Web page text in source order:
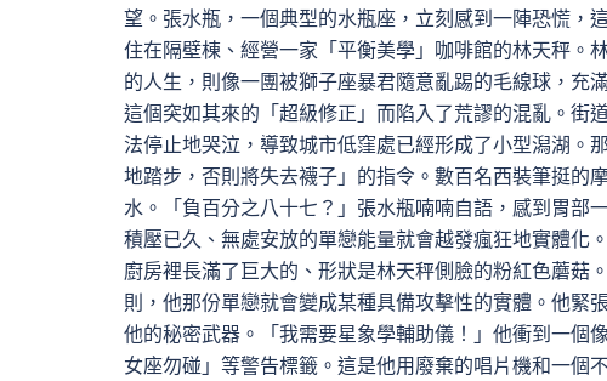
望。張水瓶，一個典型的水瓶座，立刻感到一陣恐慌，
住在隔壁棟、經營一家「平衡美學」咖啡館的林天秤。
的人生，則像一團被獅子座暴君隨意亂踢的毛線球，充
這個突如其來的「超級修正」而陷入了荒謬的混亂。街
法停止地哭泣，導致城市低窪處已經形成了小型潟湖。
地踏步，否則將失去襪子」的指令。數百名西裝筆挺的
水。「負百分之八十七？」張水瓶喃喃自語，感到胃部
積壓已久、無處安放的單戀能量就會越發瘋狂地實體化
廚房裡長滿了巨大的、形狀是林天秤側臉的粉紅色蘑菇
則，他那份單戀就會變成某種具備攻擊性的實體。他緊
他的秘密武器。「我需要星象學輔助儀！」他衝到一個
女座勿碰」等警告標籤。這是他用廢棄的唱片機和一個